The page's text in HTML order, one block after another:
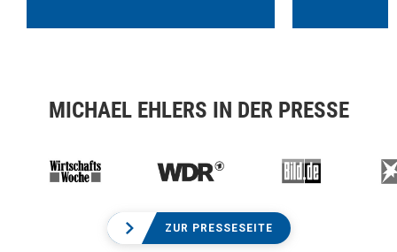
MICHAEL EHLERS IN DER PRESSE
ZUR PRESSESEITE